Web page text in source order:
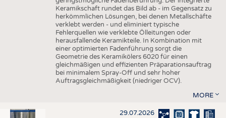
Keramikschaft rundet das Bild ab - im Gegensatz zu
herkömmlichen Lösungen, bei denen Metallschäfte
verklebt werden - und eliminiert typische
Fehlerquellen wie verklebte Ölleitungen oder
herausfallende Keramikteile. In Kombination mit
einer optimierten Fadenführung sorgt die
Geometrie des Keramikölers 6020 für einen
gleichmäßigen und effizienten Präparationsauftrag
bei minimalem Spray-Off und sehr hoher
Auftragsgleichmäßigkeit (niedriger OCV).
MORE
29.07.2026